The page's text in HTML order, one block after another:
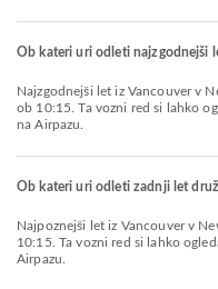
Ob kateri uri odleti najzgodnejši
Najzgodnejši let iz Vancouver v New Delhi z letalsko družbo Air India odleti
ob 10:15. Ta vozni red si lahko
na Airpazu.
Ob kateri uri odleti zadnji let
Najpoznejši let iz Vancouver v New Delhi z letalsko družbo Air India odleti ob
10:15. Ta vozni red si lahko
Airpazu.